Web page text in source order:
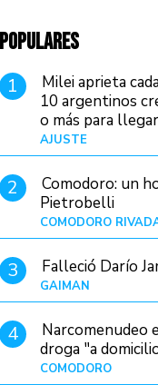
POPULARES
1
Milei aprieta
10 argentinos
o más para
AJUSTE
2
Comodoro: un
Pietrobelli
COMODORO
3 Falleció Darío
GAIMAN
4
Narcomenudeo
droga "a
COMODORO